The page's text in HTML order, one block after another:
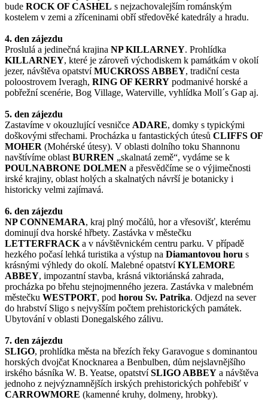
bude ROCK OF CASHEL s nejzachovalejším románským
kostelem v zemi a zříceninami obří středověké katedrály a hradu.
4. den zájezdu
Proslulá a jedinečná krajina NP KILLARNEY. Prohlídka
KILLARNEY, které je zároveň východiskem k památkám v okolí
jezer, návštěva opatstvíMUCKROSS ABBEY, tradiční cesta
poloostrovem Iveragh, RING OF KERRY podmanivé horské a
pobřežní scenérie, Bog Village, Waterville, vyhlídka Moll´s Gap aj.
5. den zájezdu
Zastavíme v okouzlující vesničce ADARE, domky s typickými
doškovými střechami. Procházka u fantastických útesů CLIFFS OF
MOHER (Mohérské útesy). V oblasti dolního toku Shannonu
navštívíme oblast BURREN „skalnatá země“, vydáme se k
POULNABRONE DOLMEN a přesvědčíme se o výjimečnosti
irské krajiny, oblast holých a skalnatých návrší je botanicky i
historicky velmi zajímavá.
6. den zájezdu
NP CONNEMARA, kraj plný močálů, hor a vřesovišť, kterému
dominují dva horské hřbety. Zastávka v městečku
LETTERFRACK a v návštěvnickém centru parku. V případě
hezkého počasí lehká turistika a výstup na Diamantovou horu s
krásnými výhledy do okolí. Malebné opatstvíKYLEMORE
ABBEY, impozantní stavba, krásná viktoriánská zahrada,
procházka po břehu stejnojmenného jezera. Zastávka v malebném
městečku WESTPORT, pod horou Sv. Patrika. Odjezd na sever
do hrabství Sligo s nejvyšším počtem prehistorických památek.
Ubytování v oblasti Donegalského zálivu.
7. den zájezdu
SLIGO, prohlídka města na březích řeky Garavogue s dominantou
horských dvojčat Knocknarea a Benbulben, dům nejslavnějšího
irského básníka W. B. Yeatse, opatstvíSLIGO ABBEY a návštěva
jednoho z nejvýznamnějších irských prehistorických pohřebišť v
CARROWMORE (kamenné kruhy, dolmeny, hrobky).